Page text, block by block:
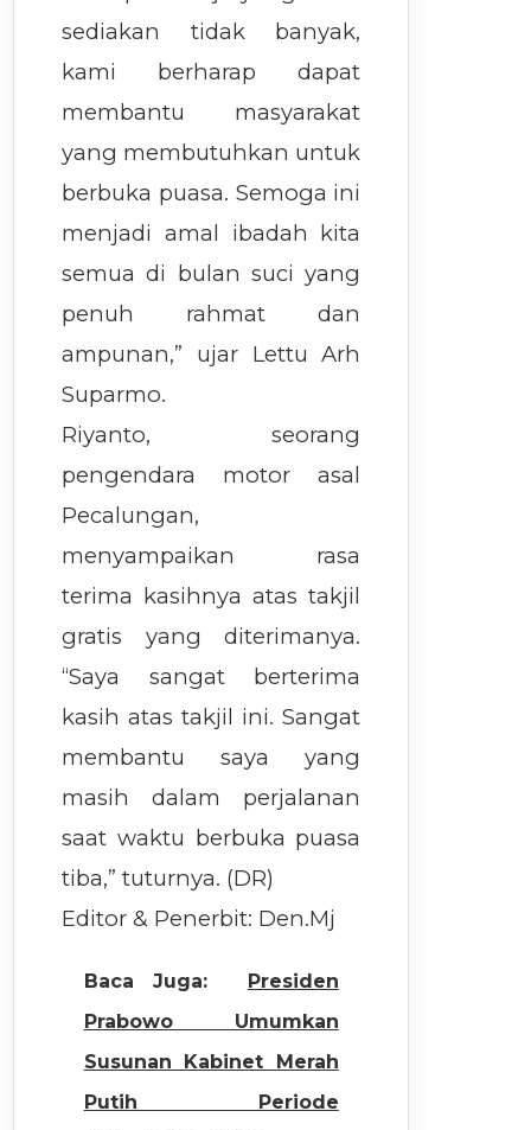
sediakan tidak banyak,
kami berharap dapat
membantu masyarakat
yang membutuhkan untuk
berbuka puasa. Semoga ini
menjadi amal ibadah kita
semua di bulan suci yang
penuh rahmat dan
ampunan,” ujar Lettu Arh
Suparmo.
Riyanto, seorang
pengendara motor asal
Pecalungan,
menyampaikan rasa
terima kasihnya atas takjil
gratis yang diterimanya.
“Saya sangat berterima
kasih atas takjil ini. Sangat
membantu saya yang
masih dalam perjalanan
saat waktu berbuka puasa
tiba,” tuturnya. (DR)
Editor & Penerbit: Den.Mj
Baca Juga:
Presiden
Prabowo Umumkan
Susunan Kabinet Merah
Putih Periode